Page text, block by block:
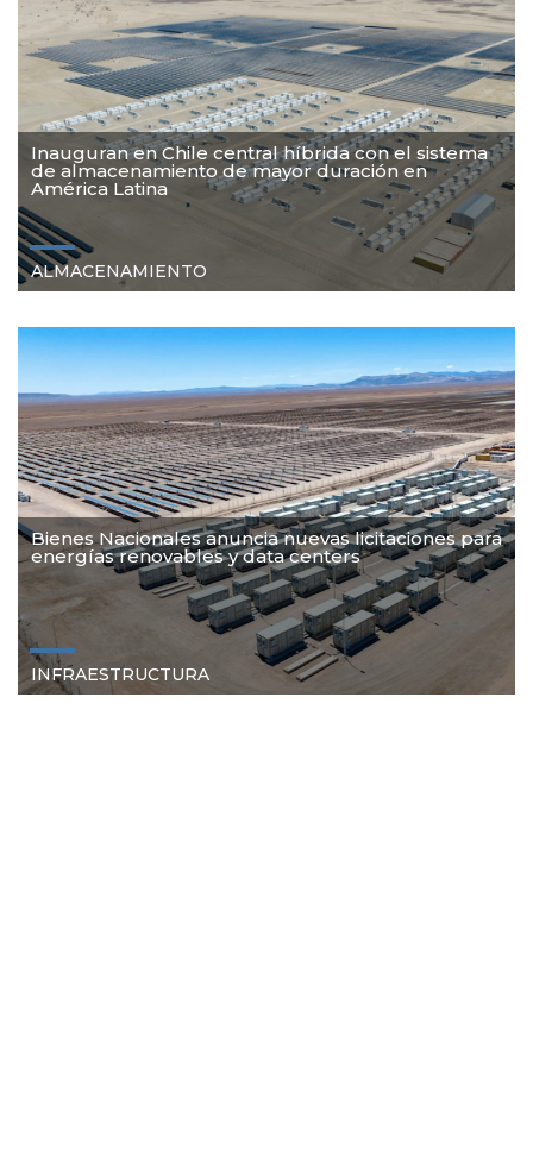
Inauguran en Chile central híbrida con el sistema
de almacenamiento de mayor duración en
América Latina
ALMACENAMIENTO
Bienes Nacionales anuncia nuevas licitaciones para
energías renovables y data centers
INFRAESTRUCTURA